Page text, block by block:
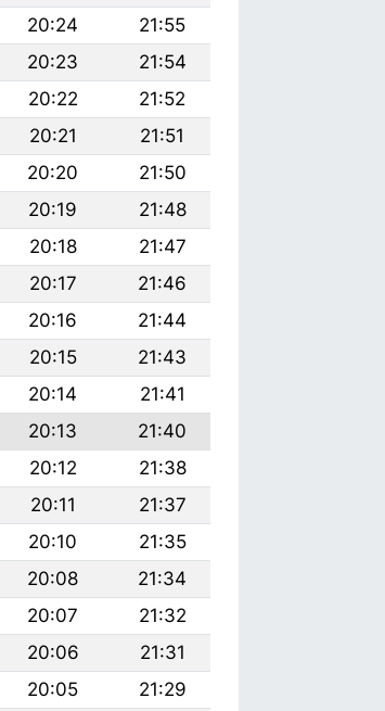
20:24
21:55
20:23
21:54
20:22
21:52
20:21
21:51
20:20
21:50
20:19
21:48
20:18
21:47
20:17
21:46
20:16
21:44
20:15
21:43
20:14
21:41
20:13
21:40
20:12
21:38
20:11
21:37
20:10
21:35
20:08
21:34
20:07
21:32
20:06
21:31
20:05
21:29